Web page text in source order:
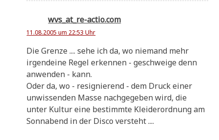
wvs_at_re-actio.com
11.08.2005 um 22:53 Uhr
Die Gren­ze .... sehe ich da, wo nie­mand mehr
irgend­ei­ne Regel erken­nen - geschwei­ge denn
anwen­den - kann.
Oder da, wo - resi­gnie­rend - dem Druck einer
unwis­sen­den Mas­se nach­ge­ge­ben wird, die
unter Kul­tur eine bestimm­te Klei­der­ord­nung am
Sonn­abend in der Dis­co versteht ....